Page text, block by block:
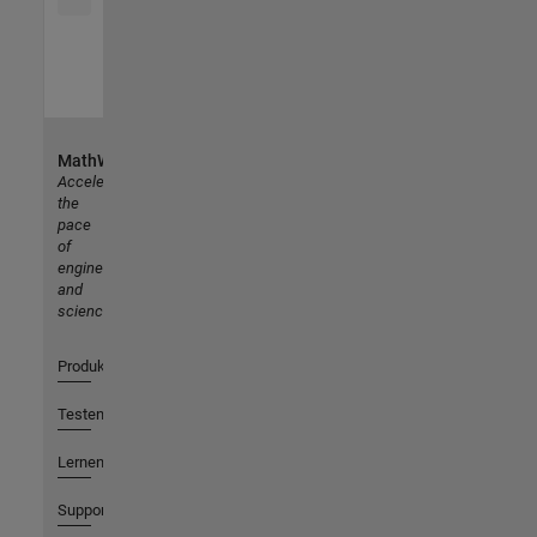
MathWorks
Accelerating
the
pace
of
engineering
and
science
Produkte
Testen oder Kaufen
Lernen
Support